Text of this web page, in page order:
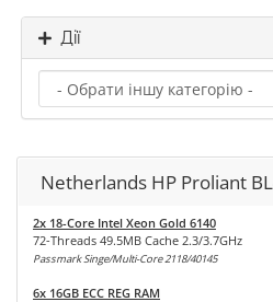
Дії
Netherlands HP Proliant
2x 18-Core Intel Xeon Gold 6140
72-Threads 49.5MB Cache 2.3/3.7GHz
Passmark Singe/Multi-Core 2118/40145
6x 16GB ECC REG RAM